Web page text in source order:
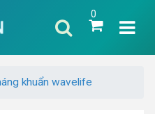
0
khuẩn wavelife